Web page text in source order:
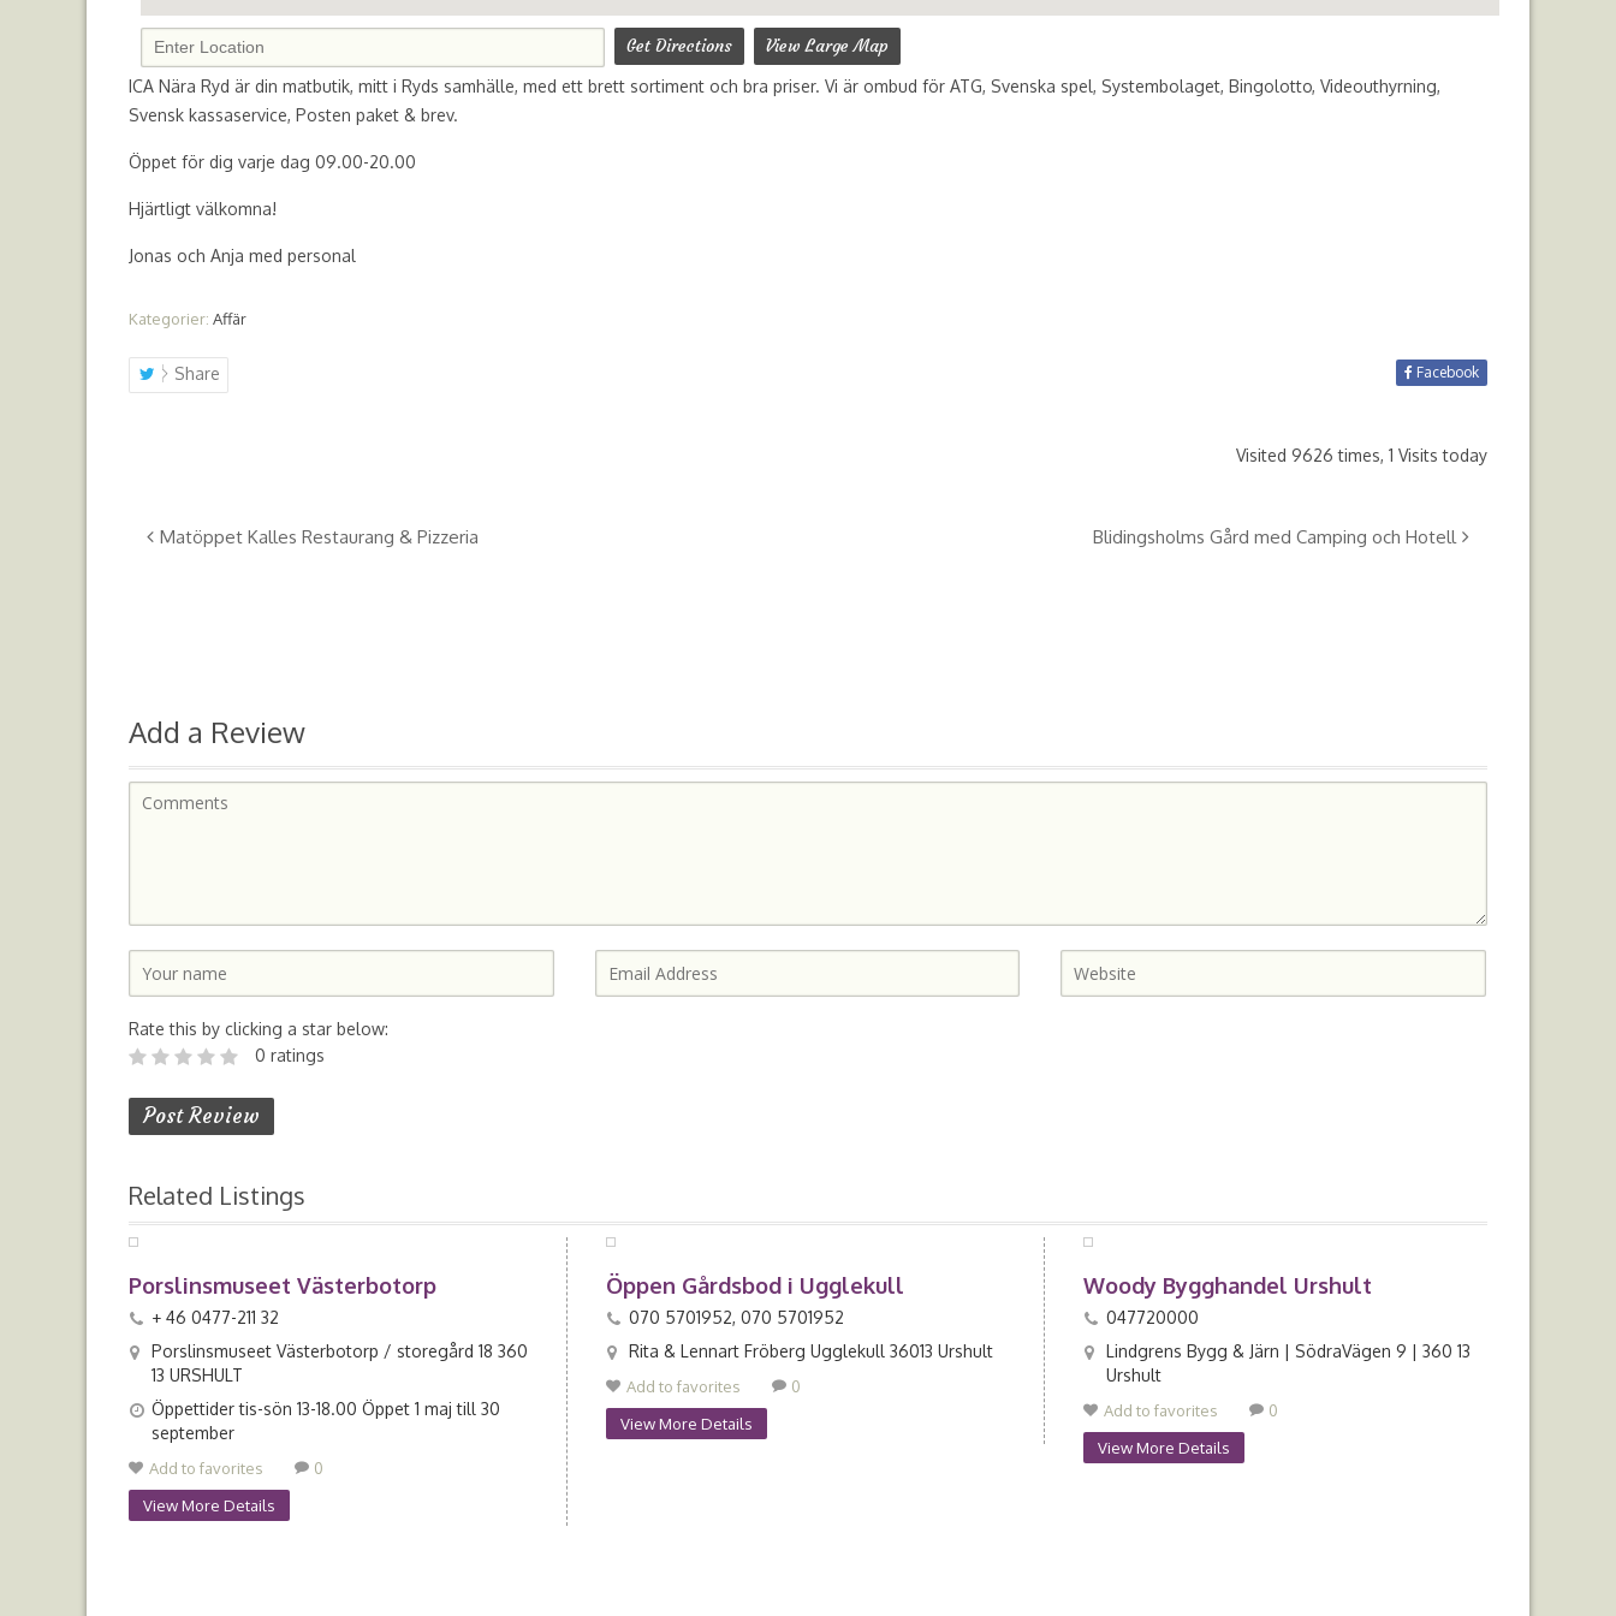
Get Directions View Large Map
ICA Nära Ryd är din matbutik, mitt i Ryds samhälle, med ett brett sortiment och bra priser. Vi är ombud för ATG, Svenska spel, Systembolaget, Bingolotto, Videouthyrning,
Svensk kassaservice, Posten paket & brev.
Öppet för dig varje dag 09.00-20.00
Hjärtligt välkomna!
Jonas och Anja med personal
Kategorier: Affär
Facebook
Share
Visited 9626 times, 1 Visits today
Matöppet Kalles Restaurang & Pizzeria Blidingsholms Gård med Camping och Hotell
Add a Review
Rate this by clicking a star below:
0 ratings
Related Listings
Porslinsmuseet Västerbotorp
+ 46 0477-211 32
Porslinsmuseet Västerbotorp / storegård 18 360
13 URSHULT
Öppettider tis-sön 13-18.00 Öppet 1 maj till 30
september
View More Details
Add to favorites 0
Öppen Gårdsbod i Ugglekull
070 5701952, 070 5701952
Rita & Lennart Fröberg Ugglekull 36013 Urshult
View More Details
Add to favorites 0
Woody Bygghandel Urshult
047720000
Lindgrens Bygg & Järn | SödraVägen 9 | 360 13
Urshult
View More Details
Add to favorites 0